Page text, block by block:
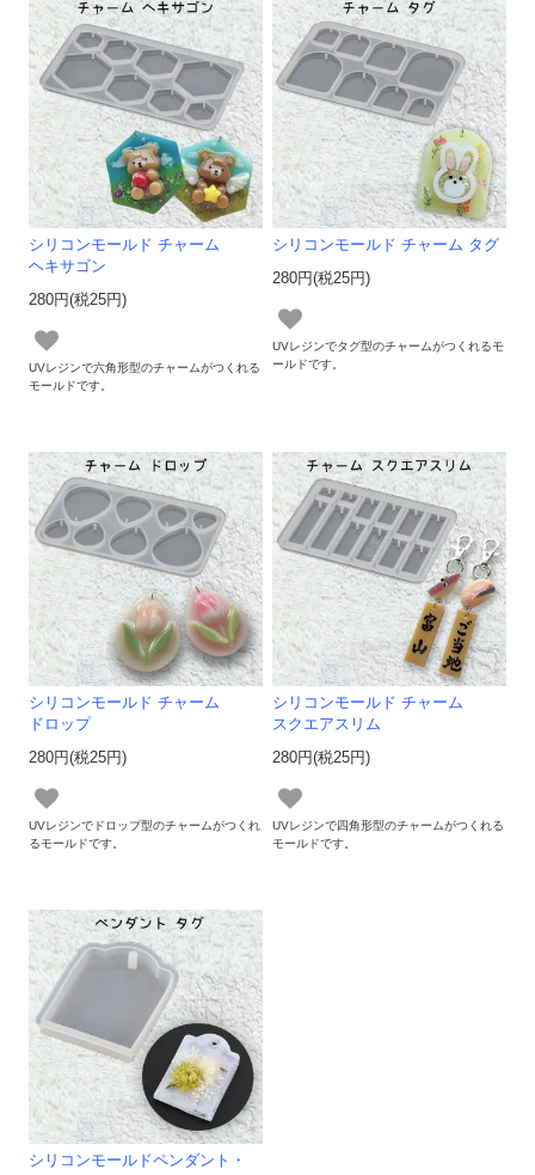
シリコンモールド チャーム
ヘキサゴン
280円(税25円)
UVレジンで六角形型のチャームがつくれる
モールドです。
シリコンモールド チャーム タグ
280円(税25円)
UVレジンでタグ型のチャームがつくれるモ
ールドです。
シリコンモールド チャーム
ドロップ
280円(税25円)
UVレジンでドロップ型のチャームがつくれ
るモールドです。
シリコンモールド チャーム
スクエアスリム
280円(税25円)
UVレジンで四角形型のチャームがつくれる
モールドです。
シリコンモールドペンダント・